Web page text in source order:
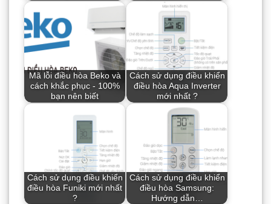
Mã lỗi điều hòa Beko và
cách khắc phục - 100%
bạn nên biết
Cách sử dụng điều khiển
điều hòa Aqua Inverter
mới nhất ?
Cách sử dụng điều khiển
điều hòa Funiki mới nhất
?
Cách sử dụng điều khiển
điều hòa Samsung:
Hướng dẫn…